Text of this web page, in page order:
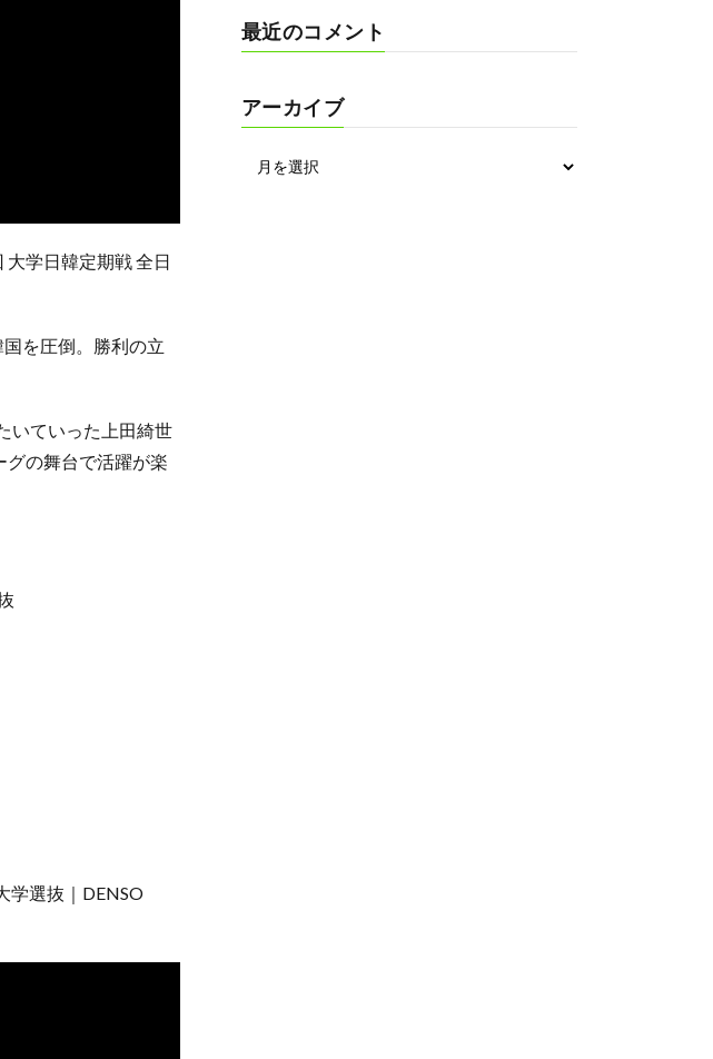
大学日韓定期戦 全日
を圧倒。勝利の立
いていった上田綺世
グの舞台で活躍が楽
学選抜｜DENSO
最近のコメント
アーカイブ